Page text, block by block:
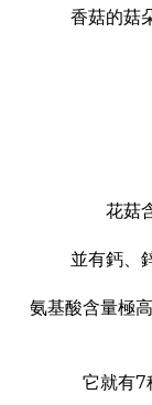
香菇的菇
花菇
並有鈣、
氨基酸含量極
它就有7